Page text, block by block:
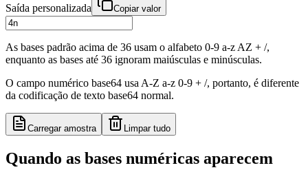
Saída personalizada Copiar valor
As bases padrão acima de 36 usam o alfabeto 0-9 a-z AZ + /,
enquanto as bases até 36 ignoram maiúsculas e minúsculas.
O campo numérico base64 usa A-Z a-z 0-9 + /, portanto, é diferente
da codificação de texto base64 normal.
Carregar amostra Limpar tudo
Quando as bases numéricas aparecem